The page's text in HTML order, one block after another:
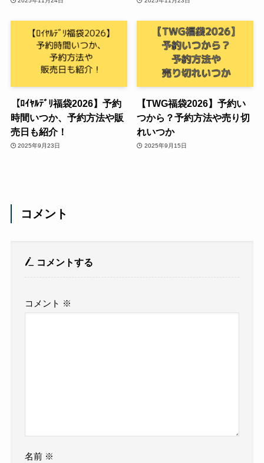
【ﾛｲﾔﾙﾃﾞﾘ福袋2026】予約
時間いつか、予約方法や販
売日も紹介！
2025年9月23日
【TWG福袋2026】予約い
つから？予約方法や売り切
れいつか
2025年9月15日
コメント
コメントする
コメント ※
名前 ※